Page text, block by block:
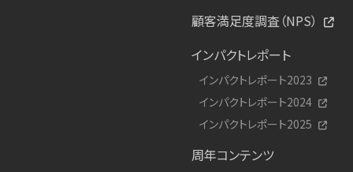
顧客満足度調査（NPS）
インパクトレポート
インパクトレポート2023
インパクトレポート2024
インパクトレポート2025
周年コンテンツ